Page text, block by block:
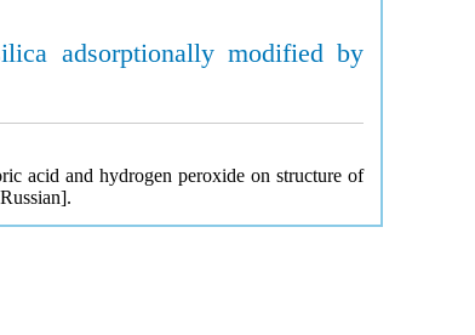
adsorptionally modified by
acid and hydrogen peroxide on structure of